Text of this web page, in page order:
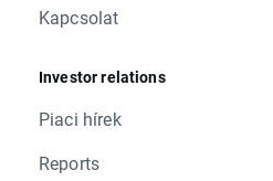
Kapcsolat
Investor relations
Piaci hírek
Reports